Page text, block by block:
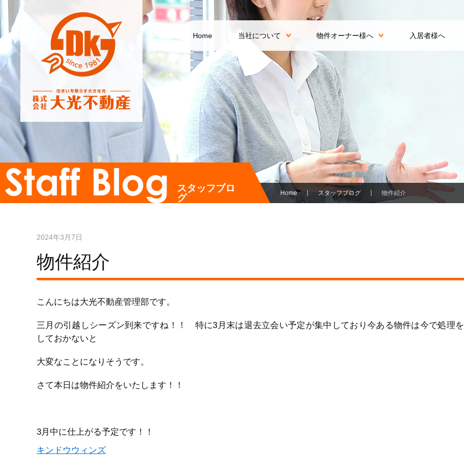
Home 当社について 物件オーナー様へ 入居者様へ
スタッフブロ
グ
Home スタッフブログ 物件紹介
2024年3月7日
物件紹介
こんにちは大光不動産管理部です。
三月の引越しシーズン到来ですね！！ 特に3月末は退去立会い予定が集中しており今ある物件は今で処理を
しておかないと
大変なことになりそうです。
さて本日は物件紹介をいたします！！
3月中に仕上がる予定です！！
キンドウウィンズ